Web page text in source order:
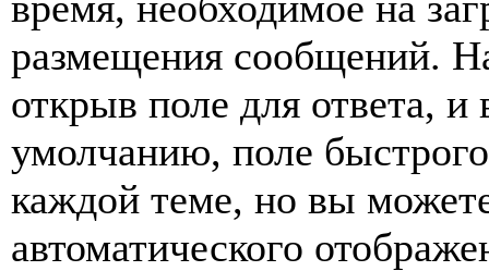
размещения сообщений.
открыв поле для ответа,
умолчанию, поле
каждой теме, но вы
автоматического